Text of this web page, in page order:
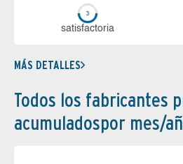
sa­tis­fac­to­ria
MÁS DETALLES
Todos los fabricantes
acumuladospor mes/